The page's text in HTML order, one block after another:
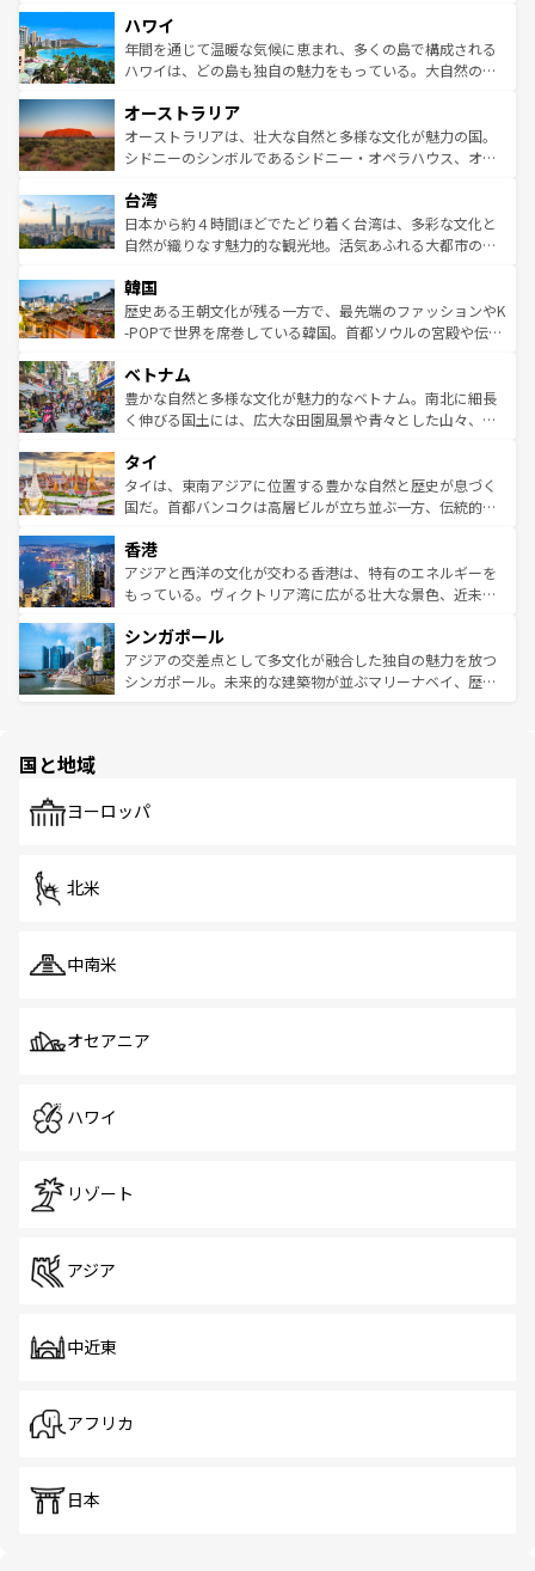
ば市内交通費無料で観光を楽しむこともできる。 なお、新
着のスイス情報はコンテンツ一覧 を参照してほしい。
のような巨大都市は、観光、ショッピング、エンターテイ
ンメントが詰まった刺激的なスポットだ。一方、アメリカ
西部には大自然が広がり、グランドキャニオンやイエロー
部のニューオーリンズでは、音楽と美食が融合した独特の
文化が魅力。旅行者はアメリカの各地域で異なる魅力を楽
しみながら、その多様性と豊かな歴史を感じることができ
ならではの贅沢な旅のスタイルだ。 なお、新着のアメリカ
情報はコンテンツ一覧を参照してほしい。
ハワイ
年間を通じて温暖な気候に恵まれ、多くの島で構成される
ハワイは、どの島も独自の魅力をもっている。大自然の神
ワイ島は見逃せない。また、定番の観光地といえばオアフ
島だが、静かな自然を求めるならマウイ島やカウアイ島が
おすすめ。エメラルドグリーンに輝く海をはじめ、豊かな
れるおもてなしの心で訪れる人々を迎えてくれるハワイの
人々、おいしいローカルフードやハワイアンミュージッ
ク、伝統的なフラダンスなど、すべてがハワイの魅力を彩
ワイを、存分に味わってほしい。 なお、新着のハワイ情報
はコンテンツ一覧を参照してほしい。
オーストラリア
オーストラリアは、壮大な自然と多様な文化が魅力の国。
シドニーのシンボルであるシドニー・オペラハウス、オー
リアリーフや大陸中央部にそびえるウルル（エアーズロッ
ク）、タスマニアの美しい原生林やケアンズの熱帯雨林な
ど、見どころがたくさん。また、カフェやワイン、オージ
いる。アクティビティも充実しており、サーフィンやダイ
ビング、ハイキングなど、アウトドア好きにはたまらな
い。オーストラリアの多彩な魅力を存分に味わいつくそ
参照してほしい。
台湾
日本から約４時間ほどでたどり着く台湾は、多彩な文化と
自然が織りなす魅力的な観光地。活気あふれる大都市の台
ン）、静ひつな山岳地帯である台湾東部など、都市の喧騒
と山間の静けさが共存しており、訪れる人に新しい発見と
驚きをもたらしてくれる。また、奥深い台湾の食文化も魅
容にもいいと評判のスイーツなど、バラエティ豊かな料理
が味わえる。 なお、新着の台湾情報は コンテンツ一覧を参
照してほしい。
韓国
歴史ある王朝文化が残る一方で、最先端のファッションやK
-POPで世界を席巻している韓国。首都ソウルの宮殿や伝統
き、地方に足を延ばせば四季折々の自然美を楽しむことが
できる。そして、キムチや焼肉、絶品のストリートフード
まで、さまざまな韓国料理が待っている。夜には、韓国な
リティに包まれながら、韓国の多彩な魅力を心ゆくまで味
わってみてほしい。 なお、新着の韓国情報はコンテンツ一
覧を参照してほしい。
ベトナム
豊かな自然と多様な文化が魅力的なベトナム。南北に細長
く伸びる国土には、広大な田園風景や青々とした山々、世
急速な発展と共に伝統が息づく。ハノイの古い町並みやホ
ーチミン市のフランス統治時代の建物も、独特の雰囲気を
醸し出している。また、バラエティの豊かさとおいしさで
とつ。フォーやバインミー、ベトナムコーヒーなどは、ぜ
ひ現地で味わいたい。どの地域を訪れてもあたたかい人々
が旅行者を迎えてくれるので、きっと忘れられない旅にな
参照してほしい。
タイ
タイは、東南アジアに位置する豊かな自然と歴史が息づく
国だ。首都バンコクは高層ビルが立ち並ぶ一方、伝統的な
の活気が交差している。北部ではチェンマイなどの山岳地
帯で自然と触れ合い、南部ではプーケットやクラビの美し
いビーチでリゾート気分を楽しむことができる。タイ料理
激する。気候は一年中温暖で、どの季節にも異なる楽しみ
が待っている。親しみやすいタイの人々、仏教を中心とし
た文化、そして多様な観光資源が、訪れる旅人を魅了し続
香港
アジアと西洋の文化が交わる香港は、特有のエネルギーを
もっている。ヴィクトリア湾に広がる壮大な景色、近未来
み、どこを訪れても感動するはず。観光スポットが密集し
ており、効率よく見どころを回れるのも魅力。息をのむよ
うな絶景から文化的な体験まで、香港を存分に楽しみ尽く
シンガポール
アジアの交差点として多文化が融合した独自の魅力を放つ
シンガポール。未来的な建築物が並ぶマリーナベイ、歴史
で、ホーカーズは地元の風情を楽しめる外せないスポット
国と地域
ヨーロッパ
北米
中南米
オセアニア
ハワイ
リゾート
アジア
中近東
アフリカ
日本